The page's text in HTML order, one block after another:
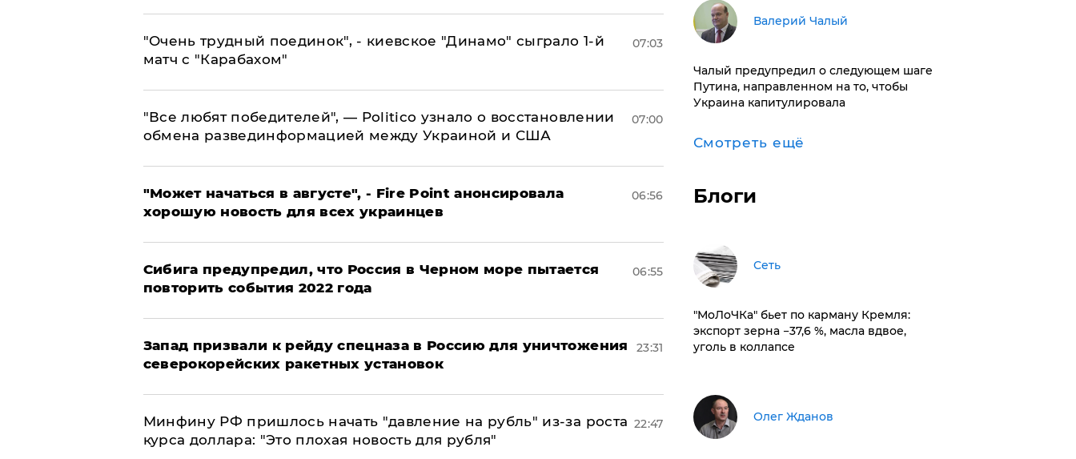
"Очень трудный поединок", - киевское "Динамо" сыграло 1-й
матч с "Карабахом"
07:03
​"Все любят победителей", — Politico узнало о восстановлении
обмена развединформацией между Украиной и США
07:00
"Может начаться в августе", - Fire Point анонсировала
хорошую новость для всех украинцев
06:56
Сибига предупредил, что Россия в Черном море пытается
повторить события 2022 года
06:55
Запад призвали к рейду спецназа в Россию для уничтожения
северокорейских ракетных установок
23:31
Минфину РФ пришлось начать "давление на рубль" из-за роста
курса доллара: "Это плохая новость для рубля"
22:47
Валерий Чалый
Чалый предупредил о следующем шаге
Путина, направленном на то, чтобы
Украина капитулировала
Смотреть ещё
Блоги
Сеть
​"МоЛоЧКа" бьет по карману Кремля:
экспорт зерна −37,6 %, масла вдвое,
уголь в коллапсе
Олег Жданов